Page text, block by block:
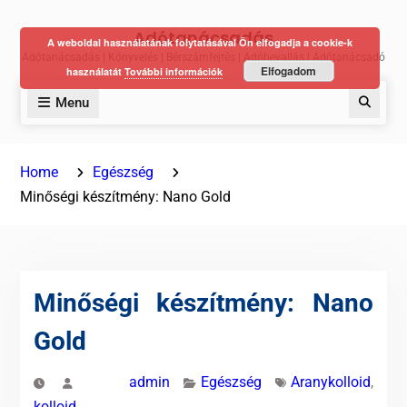
Adótanácsadás
Adótanácsadás | Könyvelés | Bérszámfejtés | Adóbevallás | Adótanácsadó
Menu
Home
Egészség
Minőségi készítmény: Nano Gold
Minőségi készítmény: Nano
Gold
admin Egészség Aranykolloid,
A weboldal használatának folytatásával Ön elfogadja a cookie-k
használatát További információk Elfogadom